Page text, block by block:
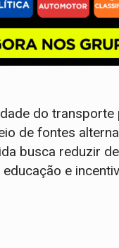
do transporte
de fontes
busca reduzir
e